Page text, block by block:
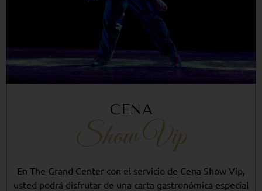
CENA
Show Vip
En The Grand Center con el servicio de Cena Show Vip,
usted podrá disfrutar de una carta gastronómica especial